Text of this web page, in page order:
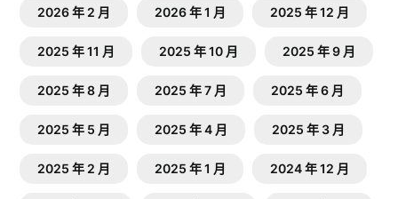
2026 年 2 月 2026 年 1 月 2025 年 12 月
2025 年 11 月 2025 年 10 月 2025 年 9 月
2025 年 8 月 2025 年 7 月 2025 年 6 月
2025 年 5 月 2025 年 4 月 2025 年 3 月
2025 年 2 月 2025 年 1 月 2024 年 12 月